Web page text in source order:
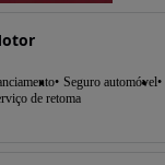
Seguro automóvel
de retoma